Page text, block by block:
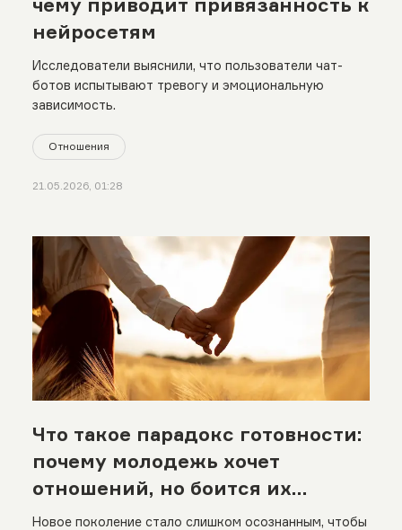
нейросетям
Исследователи выяснили, что пользователи чат-
ботов испытывают тревогу и эмоциональную
зависимость.
Отношения
21.05.2026, 01:28
Что такое парадокс готовности:
почему молодежь хочет
отношений, но боится их
строить
Новое поколение стало слишком осознанным, чтобы